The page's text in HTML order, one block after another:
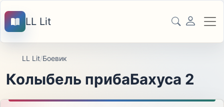
LL Lit
LL Lit/Боевик
Колыбель прибаБахуса 2